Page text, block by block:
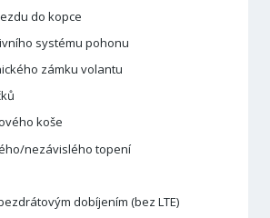
do kopce
systému pohonu
zámku volantu
koše
nezávislého topení
dobíjením (bez LTE)